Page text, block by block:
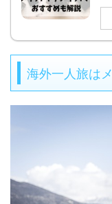
海外一人旅は